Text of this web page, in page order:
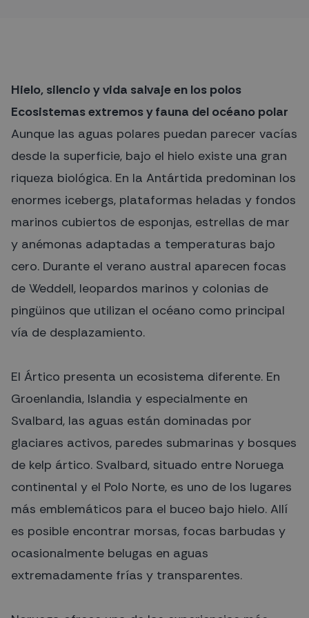
Hielo, silencio y vida salvaje en los polos
Ecosistemas extremos y fauna del océano polar
Aunque las aguas polares puedan parecer vacías
desde la superficie, bajo el hielo existe una gran
riqueza biológica. En la Antártida predominan los
enormes icebergs, plataformas heladas y fondos
marinos cubiertos de esponjas, estrellas de mar
y anémonas adaptadas a temperaturas bajo
cero. Durante el verano austral aparecen focas
de Weddell, leopardos marinos y colonias de
pingüinos que utilizan el océano como principal
vía de desplazamiento.
El Ártico presenta un ecosistema diferente. En
Groenlandia, Islandia y especialmente en
Svalbard, las aguas están dominadas por
glaciares activos, paredes submarinas y bosques
de kelp ártico. Svalbard, situado entre Noruega
continental y el Polo Norte, es uno de los lugares
más emblemáticos para el buceo bajo hielo. Allí
es posible encontrar morsas, focas barbudas y
ocasionalmente belugas en aguas
extremadamente frías y transparentes.